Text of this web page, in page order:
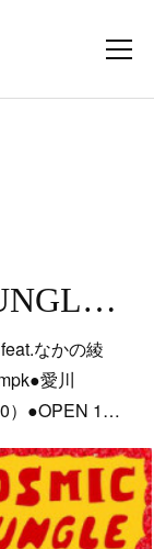
10/12(日)COSMIC JUNGLE＠愛川Lampk
なかの綾
愛川
）●OPEN 1…